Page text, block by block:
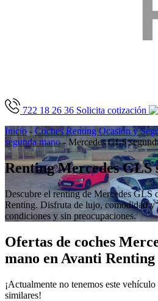
722 18 26 36 Solicita cotización
Inicio - Coches Renting Ocasión y
segunda mano-Mercedes GLS
Renting Mercedes GLS
Descubre el renting de Mercedes GLS
Renting. Disfruta de lujo, comodidad
condiciones y sin preocupaciones.
Ofertas de coches
mano en Avanti Renting
¡Actualmente no tenemos este
similares!